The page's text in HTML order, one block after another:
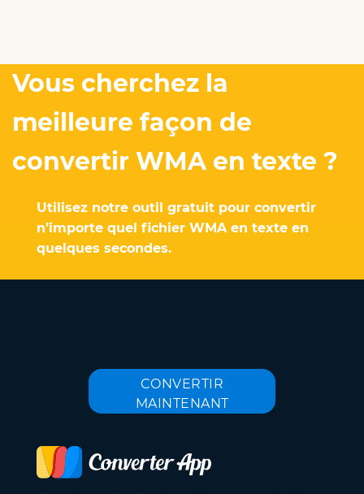
Vous cherchez la
meilleure façon de
convertir WMA en texte ?
Utilisez notre outil gratuit pour convertir
n’importe quel fichier WMA en texte en
quelques secondes.
CONVERTIR
MAINTENANT